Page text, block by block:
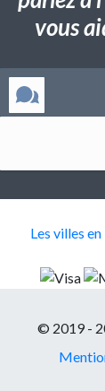
vous
Les villes
© 2019 -